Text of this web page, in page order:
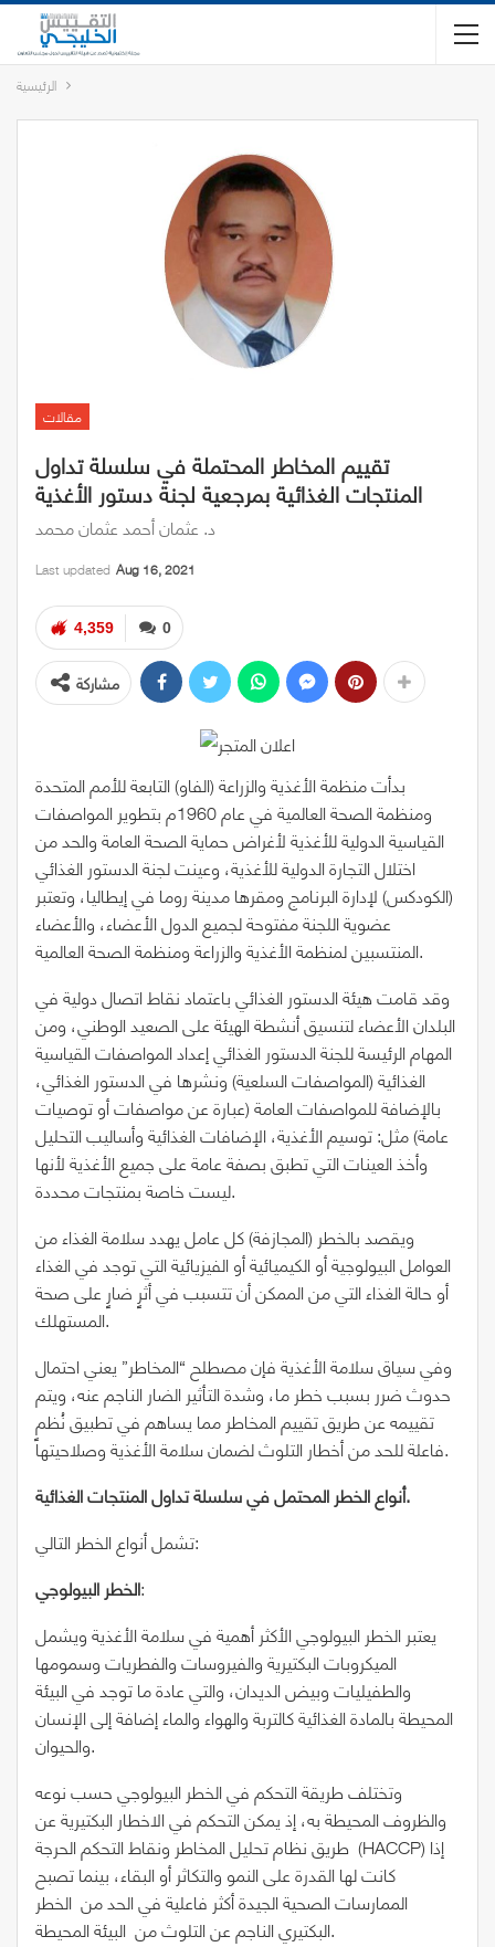
الرئيسية
مقالات
تقييم المخاطر المحتملة في سلسلة تداول
المنتجات الغذائية بمرجعية لجنة دستور الأغذية
د. عثمان أحمد عثمان محمد
Last updated Aug 16, 2021
0
4,359
مشاركة
بدأت منظمة الأغذية والزراعة (الفاو) التابعة للأمم المتحدة
ومنظمة الصحة العالمية في عام 1960م بتطوير المواصفات
القياسية الدولية للأغذية لأغراض حماية الصحة العامة والحد من
اختلال التجارة الدولية للأغذية، وعينت لجنة الدستور الغذائي
(الكودكس) لإدارة البرنامج ومقرها مدينة روما في إيطاليا، وتعتبر
عضوية اللجنة مفتوحة لجميع الدول الأعضاء، والأعضاء
المنتسبين لمنظمة الأغذية والزراعة ومنظمة الصحة العالمية.
وقد قامت هيئة الدستور الغذائي باعتماد نقاط اتصال دولية في
البلدان الأعضاء لتنسيق أنشطة الهيئة على الصعيد الوطني، ومن
المهام الرئيسة للجنة الدستور الغذائي إعداد المواصفات القياسية
الغذائية (المواصفات السلعية) ونشرها في الدستور الغذائي،
بالإضافة للمواصفات العامة (عبارة عن مواصفات أو توصيات
عامة) مثل: توسيم الأغذية، الإضافات الغذائية وأساليب التحليل
وأخذ العينات التي تطبق بصفة عامة على جميع الأغذية لأنها
ليست خاصة بمنتجات محددة.
ويقصد بالخطر (المجازفة) كل عامل يهدد سلامة الغذاء من
العوامل البيولوجية أو الكيميائية أو الفيزيائية التي توجد في الغذاء
أو حالة الغذاء التي من الممكن أن تتسبب في أثرٍ ضارٍ على صحة
المستهلك.
وفي سياق سلامة الأغذية فإن مصطلح “المخاطر” يعني احتمال
حدوث ضرر بسبب خطر ما، وشدة التأثير الضار الناجم عنه، ويتم
تقييمه عن طريق تقييم المخاطر مما يساهم في تطبيق نُظمٍ
فاعلة للحد من أخطار التلوث لضمان سلامة الأغذية وصلاحيتها.
أنواع الخطر المحتمل في سلسلة تداول المنتجات الغذائية.
تشمل أنواع الخطر التالي:
الخطر البيولوجي:
يعتبر الخطر البيولوجي الأكثر أهمية في سلامة الأغذية ويشمل
الميكروبات البكتيرية والفيروسات والفطريات وسمومها
والطفيليات وبيض الديدان، والتي عادة ما توجد في البيئة
المحيطة بالمادة الغذائية كالتربة والهواء والماء إضافة إلى الإنسان
والحيوان.
وتختلف طريقة التحكم في الخطر البيولوجي حسب نوعه
والظروف المحيطة به، إذ يمكن التحكم في الاخطار البكتيرية عن
طريق نظام تحليل المخاطر ونقاط التحكم الحرجة (HACCP) إذا
كانت لها القدرة على النمو والتكاثر أو البقاء، بينما تصبح
الممارسات الصحية الجيدة أكثر فاعلية في الحد من الخطر
البكتيري الناجم عن التلوث من البيئة المحيطة.